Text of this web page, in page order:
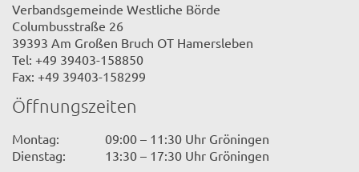
Verbandsgemeinde Westliche Börde
Columbusstraße 26
39393 Am Großen Bruch OT Hamersleben
Tel: +49 39403-158850
Fax: +49 39403-158299
Öffnungszeiten
Montag:
09:00 – 11:30 Uhr Gröningen
Dienstag:
13:30 – 17:30 Uhr Gröningen